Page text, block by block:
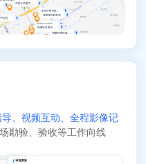
、视频互动、全程影像记
勘验、验收等工作向线